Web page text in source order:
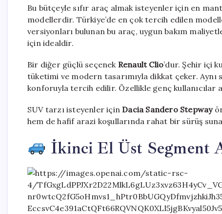
Bu bütçeyle sıfır araç almak isteyenler için en
modellerdir. Türkiye’de en çok tercih edilen
versiyonları bulunan bu araç, uygun bakım
için idealdir.
Bir diğer güçlü seçenek Renault Clio’dur. Şehir içi
tüketimi ve modern tasarımıyla dikkat çeker. Aynı
konforuyla tercih edilir. Özellikle genç kullanıcılar
SUV tarzı isteyenler içinDacia Sandero Stepway
hem de hafif arazi koşullarında rahat bir sürüş
İkinci El Üst Segment